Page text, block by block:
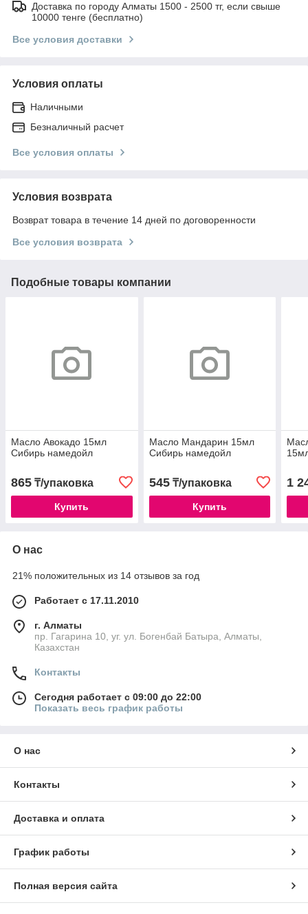
Доставка по городу Алматы 1500 - 2500 тг, если свыше
10000 тенге (бесплатно)
Все условия доставки
Условия оплаты
Наличными
Безналичный расчет
Все условия оплаты
Условия возврата
Возврат товара в течение 14 дней по договоренности
Все условия возврата
Подобные товары компании
Масло Авокадо 15мл
Сибирь намедойл
865 ₸/упаковка
Купить
Масло Мандарин 15мл
Сибирь намедойл
545₸/упаковка
Купить
1
О нас
21% положительных из 14 отзывов за год
Работает с 17.11.2010
г. Алматы
пр. Гагарина 10, уг. ул. Богенбай Батыра, Алматы,
Казахстан
Контакты
Сегодня работает с 09:00 до 22:00
Показать весь график работы
О нас
Контакты
Доставка и оплата
График работы
Полная версия сайта